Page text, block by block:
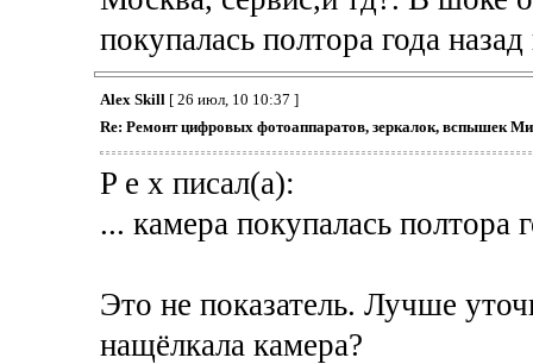
покупалась полтора года
Alex Skill[ 26 июл, 10 10:37 ]
Re: Ремонт цифровых фотоаппаратов, зеркалок, вспышек
P e x писал(а):
... камера покупалась полтора
Это не показатель. Лучше
нащёлкала камера?